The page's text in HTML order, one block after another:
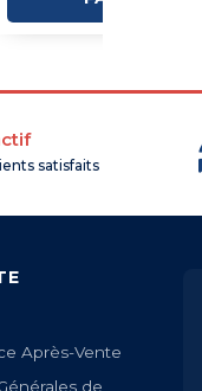
satisfaits
Après-Vente
de